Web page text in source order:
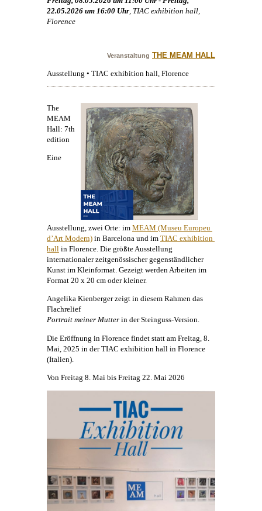
22.05.2026 um 16:00 Uhr , TIAC exhibition hall,
Florence
Veranstaltung THE MEAM HALL
Ausstellung • TIAC exhibition hall, Florence
The
MEAM
Hall: 7th
edition
Eine
Ausstellung, zwei Orte: im MEAM (Museu Europeu
d’Art Modern) in Barcelona und im TIAC exhibition
hall in Florence. Die größte Ausstellung
internationaler zeitgenössischer gegenständlicher
Kunst im Kleinformat. Gezeigt werden Arbeiten im
Format 20 x 20 cm oder kleiner.
Angelika Kienbergerzeigt in diesem Rahmen das
Flachrelief
Portrait meiner Mutter in der Steinguss-Version.
Die Eröffnung in Florence findet statt am Freitag, 8.
Mai, 2025 in der TIAC exhibition hall in Florence
(Italien).
Von Freitag 8. Mai bis Freitag 22. Mai 2026